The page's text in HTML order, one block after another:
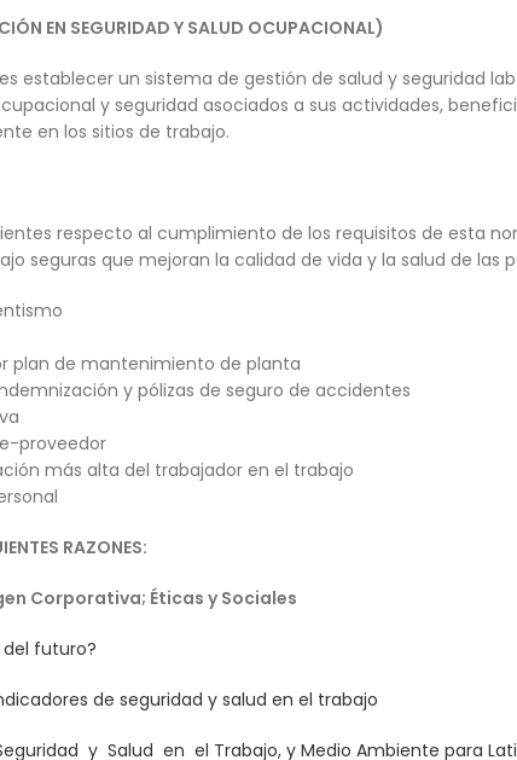
EN SEGURIDAD Y SALUD OCUPACIONAL)
es establecer un sistema de gestión de salud y seguridad
y seguridad asociados a sus actividades,
en los sitios de trabajo.
respecto al cumplimiento de los requisitos de esta
seguras que mejoran la calidad de vida y la salud de las
plan de mantenimiento de planta
y pólizas de seguro de accidentes
proveedor
más alta del trabajador en el trabajo
RAZONES:
Corporativa; Éticas y Sociales
futuro?
de seguridad y salud en el trabajo
y Salud en el Trabajo, y Medio Ambiente para